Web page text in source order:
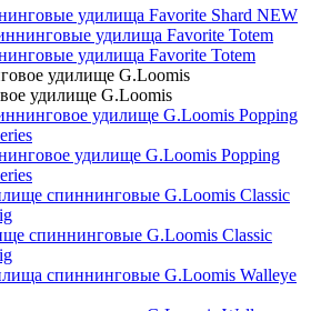
удилища Favorite Shard NEW
удилища Favorite Totem
удилище G.Loomis
удилище G.Loomis Popping
спиннинговые G.Loomis Classic